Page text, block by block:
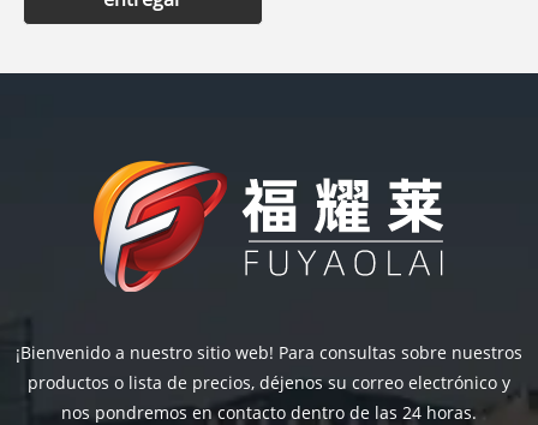
¡Bienvenido a nuestro sitio web! Para consultas sobre nuestros
productos o lista de precios, déjenos su correo electrónico y
nos pondremos en contacto dentro de las 24 horas.